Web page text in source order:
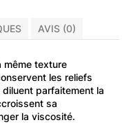
AVIS (0)
même texture
les reliefs
parfaitement la
sa
la viscosité.